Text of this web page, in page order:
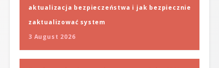
aktualizacja bezpieczeństwa i jak bezpiecznie
zaktualizować system
3 August 2026